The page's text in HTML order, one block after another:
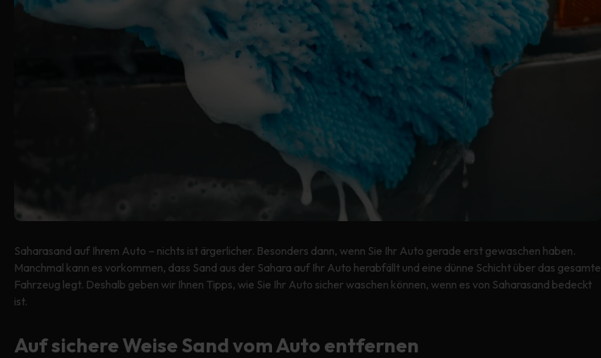
Saharasand auf Ihrem Auto – nichts ist ärgerlicher. Besonders dann, wenn Sie Ihr Auto gerade erst gewaschen haben.
Manchmal kann es vorkommen, dass Sand aus der Sahara auf Ihr Auto herabfällt und eine dünne Schicht über das gesamte
Fahrzeug legt. Deshalb geben wir Ihnen Tipps, wie Sie Ihr Auto sicher waschen können, wenn es von Saharasand bedeckt
ist.
Auf sichere Weise Sand vom Auto entfernen